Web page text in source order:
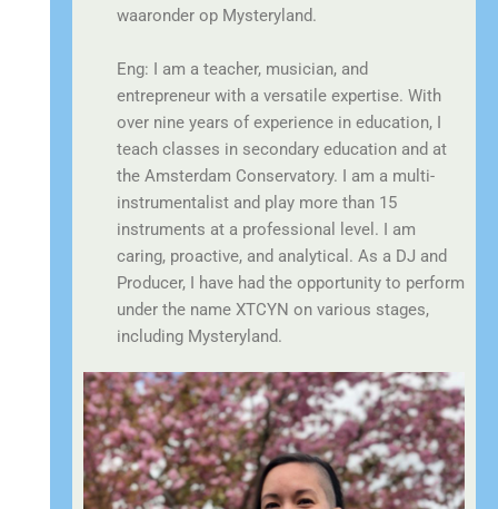
waaronder op Mysteryland.
Eng: I am a teacher, musician, and
entrepreneur with a versatile expertise. With
over nine years of experience in education, I
teach classes in secondary education and at
the Amsterdam Conservatory. I am a multi-
instrumentalist and play more than 15
instruments at a professional level. I am
caring, proactive, and analytical. As a DJ and
Producer, I have had the opportunity to perform
under the name XTCYN on various stages,
including Mysteryland.